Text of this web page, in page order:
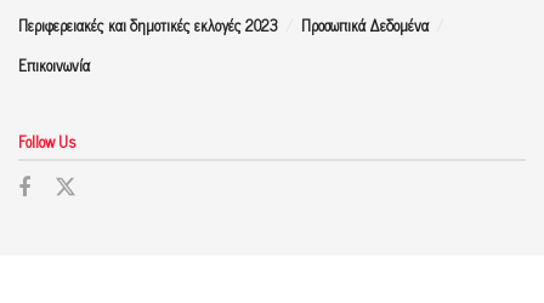
Περιφερειακές και δημοτικές εκλογές 2023
Προσωπικά Δεδομένα
Επικοινωνία
Follow Us